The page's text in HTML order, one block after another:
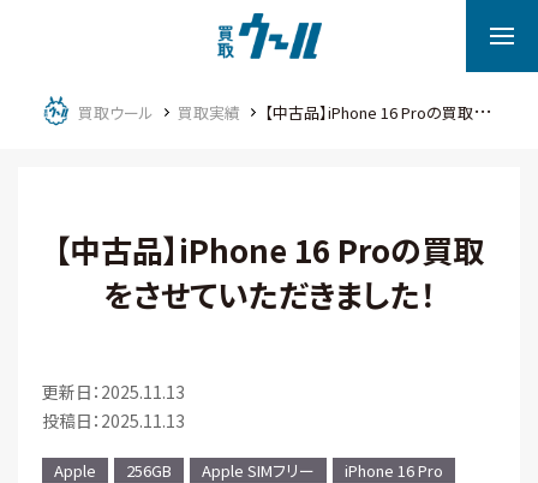
買取ウール 買取実績 【中古品】iPhone 16 Proの買取をさせていただきました！
【中古品】iPhone 16 Proの買取
をさせていただきました！
更新日：2025.11.13
投稿日：2025.11.13
Apple 256GB Apple SIMフリー
iPhone 16 Pro